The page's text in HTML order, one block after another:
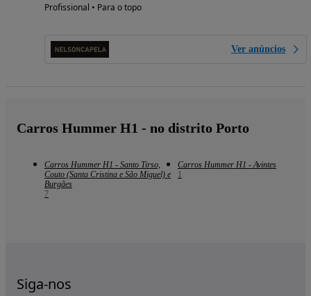
Profissional • Para o topo
Ver anúncios
Carros Hummer H1 - no distrito Porto
Carros Hummer H1 - Santo Tirso,
Couto (Santa Cristina e São Miguel) e
Burgães
7
Carros Hummer H1 - Avintes
1
Siga-nos